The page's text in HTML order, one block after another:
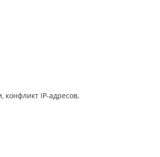
IP-адресов,